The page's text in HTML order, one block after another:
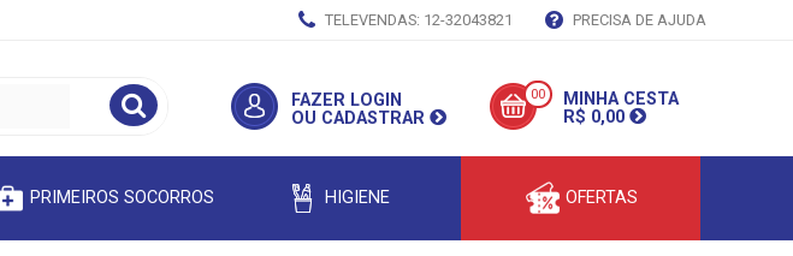
TELEVENDAS: 12-32043821 PRECISA DE AJUDA
FAZER LOGIN
OU CADASTRAR
00
MINHA CESTA
R$ 0,00
PRIMEIROS SOCORROS HIGIENE OFERTAS